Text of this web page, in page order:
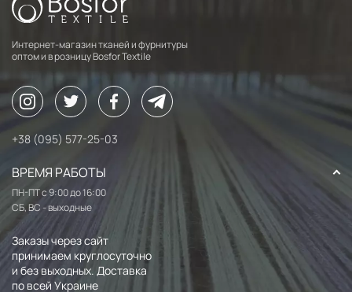
Интернет-магазин тканей и фурнитуры
оптом и в розницу Bosfor Textile
+38 (095) 577-25-03
ВРЕМЯ РАБОТЫ
ПН-ПТ с 9:00 до 16:00
СБ, ВС - выходные
Заказы через сайт
принимаем круглосуточно
и без выходных. Доставка
по всей Украине